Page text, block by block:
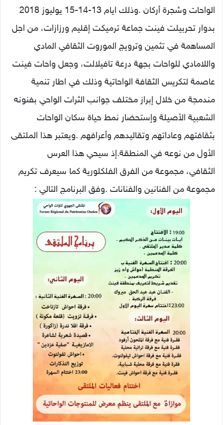
الواحات وشجرة أركان .وذلك ايام 13-14-15 يوليوز 2018
بدوار تحربيلت فينت جماعة ترميكت إقليم ورزازات، من اجل
المساهمة في تثمين وترويج الموروت الثقافي المادي
واللامادي للواحات بجهة درعة تافيلالت، وجعل واحات فينت
عاصمة لتكريس الثقافة الواحاتية وذلك في اطار تنمية
مندمجة من خلال إبراز مختلف جوانب الثرات الواحي بفنونه
الشعبية الأصيلة وإستحضار نمط حياة سكان الواحات
بثقافتهم وعاداتهم وتقاليدهم وأعرافهم .ويعتبر هذا الملتقى
الأول من نوعه في المنطقة.إذ سيحي هذا العرس
الثقافي، مجموعة من الفرق الفلكلورية كما سيعرف تكريم
مجموعة من الفنانين والفنانات .وفق البرنامج التالي :